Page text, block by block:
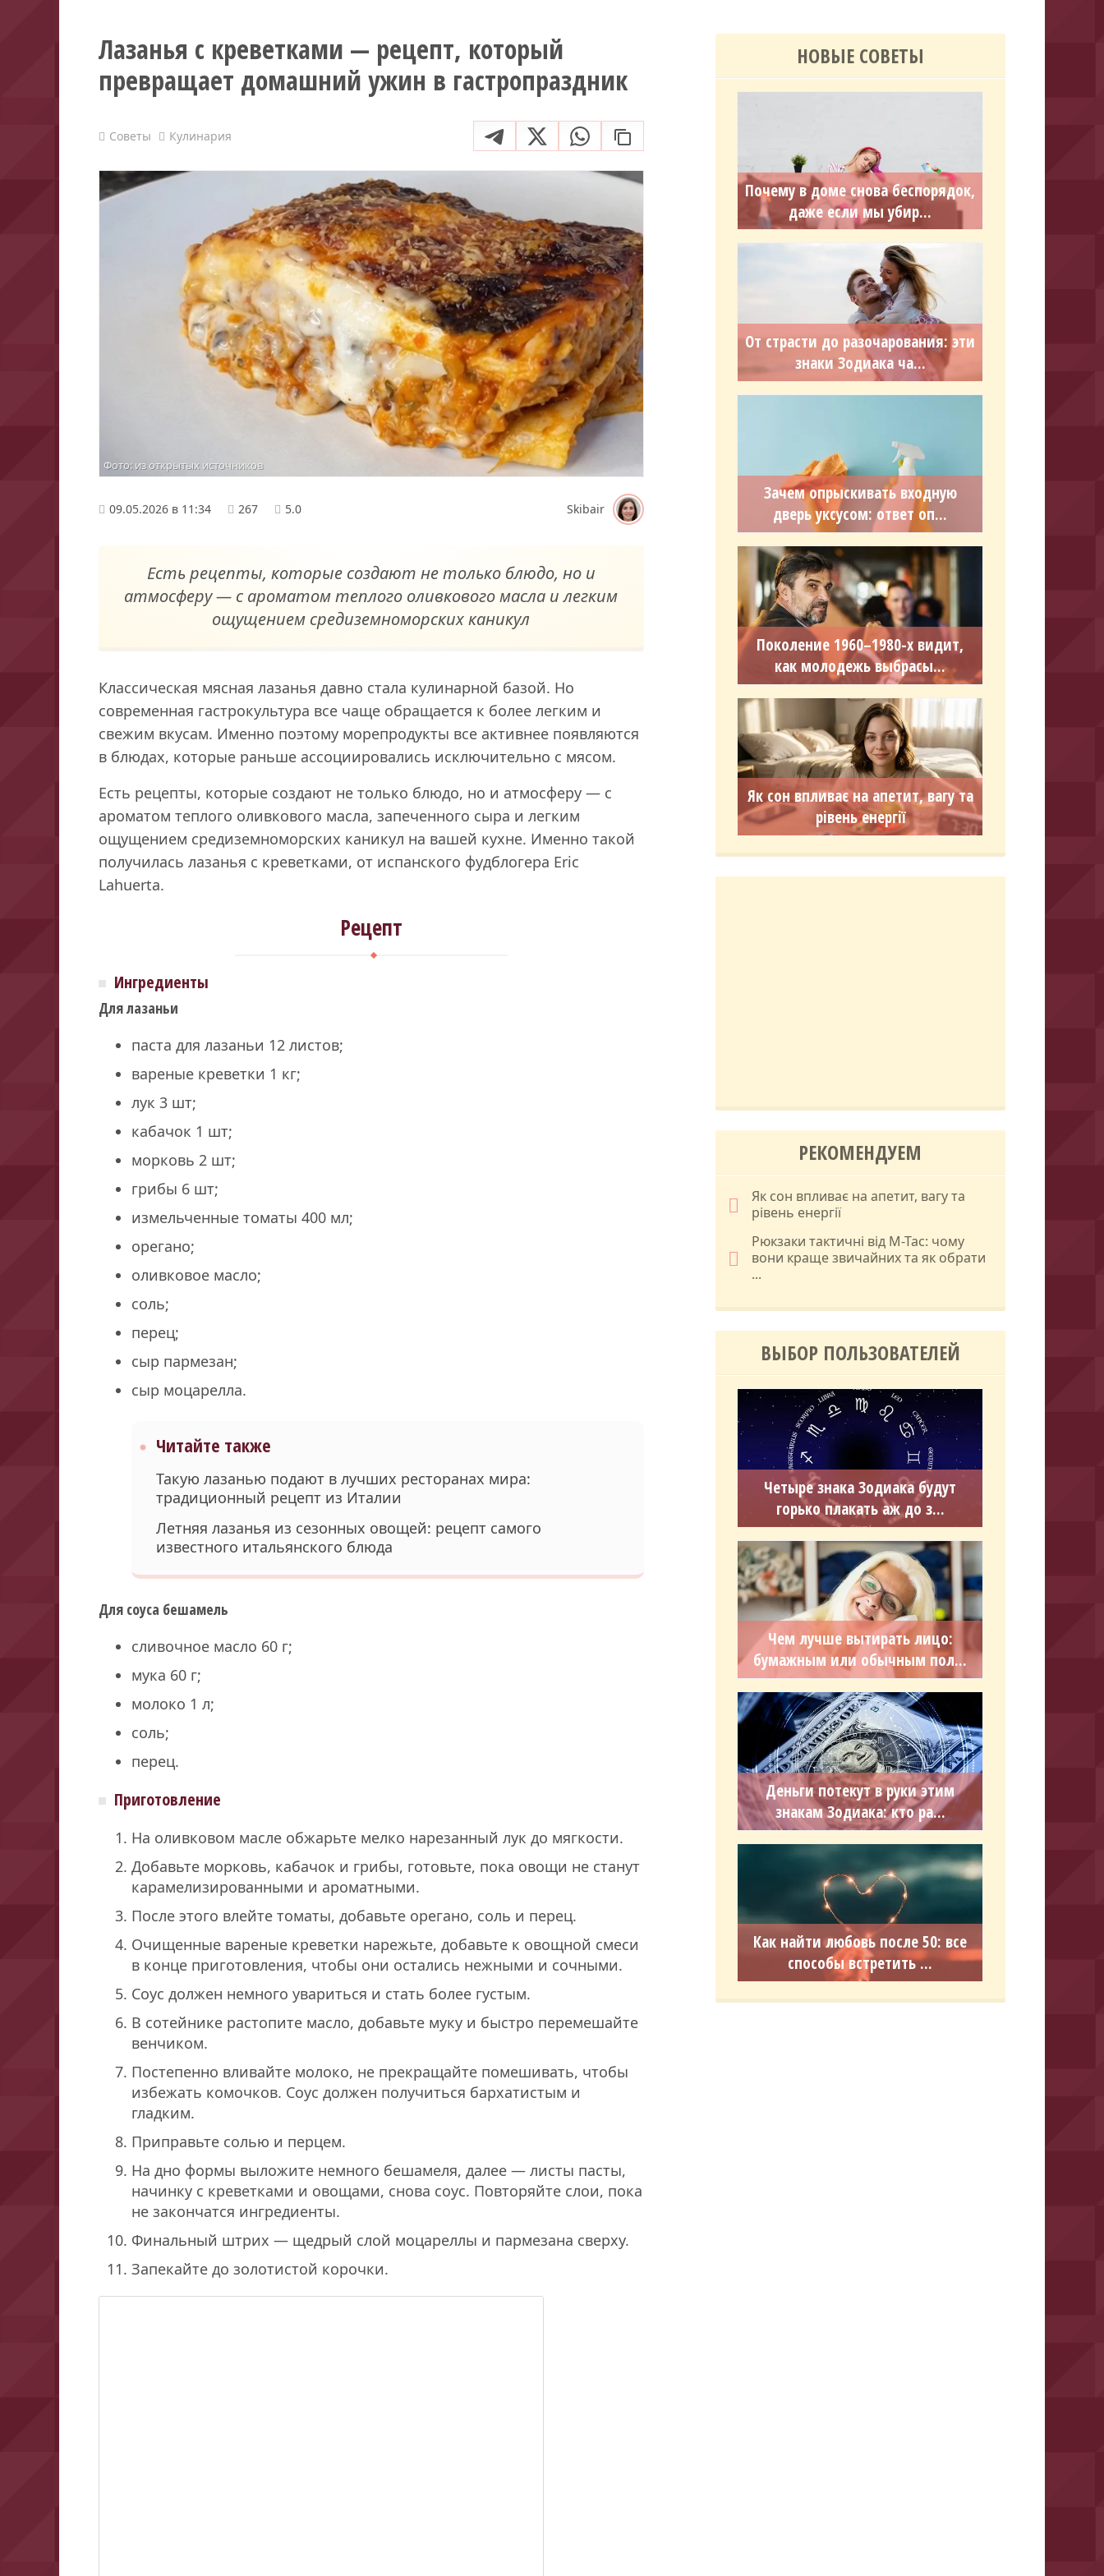
Лазанья с креветками — рецепт, который
превращает домашний ужин в гастропраздник
Советы Кулинария
Фото: из открытых источников
09.05.2026 в 11:34 267 5.0 Skibair
Есть рецепты, которые создают не только блюдо, но и
атмосферу — с ароматом теплого оливкового масла и легким
ощущением средиземноморских каникул
Классическая мясная лазанья давно стала кулинарной базой. Но
современная гастрокультура все чаще обращается к более легким и
свежим вкусам. Именно поэтому морепродукты все активнее появляются
в блюдах, которые раньше ассоциировались исключительно с мясом.
Есть рецепты, которые создают не только блюдо, но и атмосферу — с
ароматом теплого оливкового масла, запеченного сыра и легким
ощущением средиземноморских каникул на вашей кухне. Именно такой
получилась лазанья с креветками, от испанского фудблогера Eric
Lahuerta.
Рецепт
Ингредиенты
Для лазаньи
паста для лазаньи 12 листов;
вареные креветки 1 кг;
лук 3 шт;
кабачок 1 шт;
морковь 2 шт;
грибы 6 шт;
измельченные томаты 400 мл;
орегано;
оливковое масло;
соль;
перец;
сыр пармезан;
сыр моцарелла.
Читайте также
Такую лазанью подают в лучших ресторанах мира:
традиционный рецепт из Италии
Летняя лазанья из сезонных овощей: рецепт самого
известного итальянского блюда
Для соуса бешамель
сливочное масло 60 г;
мука 60 г;
молоко 1 л;
соль;
перец.
Приготовление
На оливковом масле обжарьте мелко нарезанный лук до мягкости.
Добавьте морковь, кабачок и грибы, готовьте, пока овощи не станут
карамелизированными и ароматными.
После этого влейте томаты, добавьте орегано, соль и перец.
Очищенные вареные креветки нарежьте, добавьте к овощной смеси
в конце приготовления, чтобы они остались нежными и сочными.
Соус должен немного увариться и стать более густым.
В сотейнике растопите масло, добавьте муку и быстро перемешайте
венчиком.
Постепенно вливайте молоко, не прекращайте помешивать, чтобы
избежать комочков. Соус должен получиться бархатистым и
гладким.
Приправьте солью и перцем.
На дно формы выложите немного бешамеля, далее — листы пасты,
начинку с креветками и овощами, снова соус. Повторяйте слои, пока
не закончатся ингредиенты.
Финальный штрих — щедрый слой моцареллы и пармезана сверху.
Запекайте до золотистой корочки.
НОВЫЕ СОВЕТЫ
Почему в доме снова беспорядок,
даже если мы убир...
От страсти до разочарования: эти
знаки Зодиака ча...
Зачем опрыскивать входную
дверь уксусом: ответ оп...
Поколение 1960–1980-х видит,
как молодежь выбрасы...
Як сон впливає на апетит, вагу та
рівень енергії
РЕКОМЕНДУЕМ
Як сон впливає на апетит, вагу та
рівень енергії
Рюкзаки тактичні від M-Tac: чому
вони краще звичайних та як обрати
...
ВЫБОР ПОЛЬЗОВАТЕЛЕЙ
Четыре знака Зодиака будут
горько плакать аж до з...
Чем лучше вытирать лицо:
бумажным или обычным пол...
Деньги потекут в руки этим
знакам Зодиака: кто ра...
Как найти любовь после 50: все
способы встретить ...